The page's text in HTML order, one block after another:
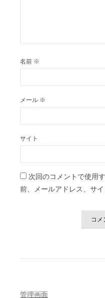
名前 ※
メール ※
サイト
次回のコメントで使用
前、メールアドレス、サイ
管理画面